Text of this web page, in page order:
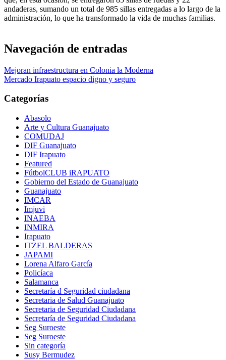
andaderas, sumando un total de 985 sillas entregadas a lo largo de la
administración, lo que ha transformado la vida de muchas familias.
Navegación de entradas
Mejoran infraestructura en Colonia la Moderna
Mercado Irapuato espacio digno y seguro
Categorías
Abasolo
Arte y Cultura Guanajuato
COMUDAJ
DIF Guanajuato
DIF Irapuato
Featured
FútbolCLUB iRAPUATO
Gobierno del Estado de Guanajuato
Guanajuato
IMCAR
Imjuvi
INAEBA
INMIRA
Irapuato
ITZEL BALDERAS
JAPAMI
Lorena Alfaro García
Policíaca
Salamanca
Secretaría d Seguridad ciudadana
Secretaria de Salud Guanajuato
Secretaria de Seguridad Ciudadana
Secretaría de Seguridad Ciudadana
Seg Suroeste
Seg Suroeste
Sin categoría
Susy Bermudez